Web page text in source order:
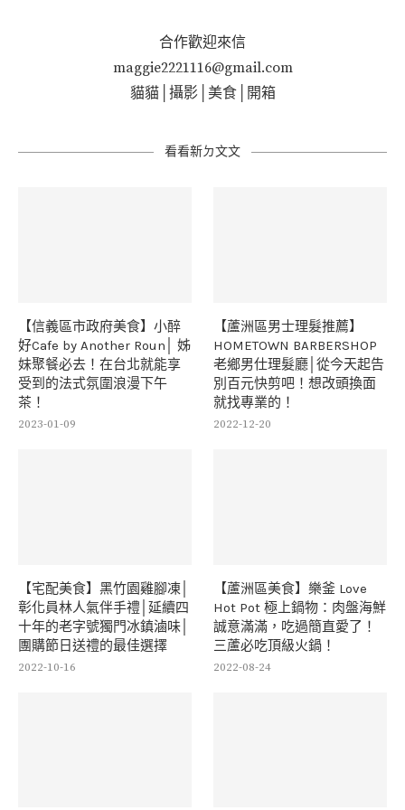
合作歡迎來信
maggie2221116@gmail.com
貓貓│攝影│美食│開箱
看看新ㄉ文文
【信義區市政府美食】小醉
好Cafe by Another Roun│ 姊
妹聚餐必去！在台北就能享
受到的法式氛圍浪漫下午
茶！
2023-01-09
【蘆洲區男士理髮推薦】
HOMETOWN BARBERSHOP
老鄉男仕理髮廳│從今天起告
別百元快剪吧！想改頭換面
就找專業的！
2022-12-20
【宅配美食】黑竹園雞腳凍│
彰化員林人氣伴手禮│延續四
十年的老字號獨門冰鎮滷味│
團購節日送禮的最佳選擇
2022-10-16
【蘆洲區美食】樂釜 Love
Hot Pot 極上鍋物：肉盤海鮮
誠意滿滿，吃過簡直愛了！
三蘆必吃頂級火鍋！
2022-08-24